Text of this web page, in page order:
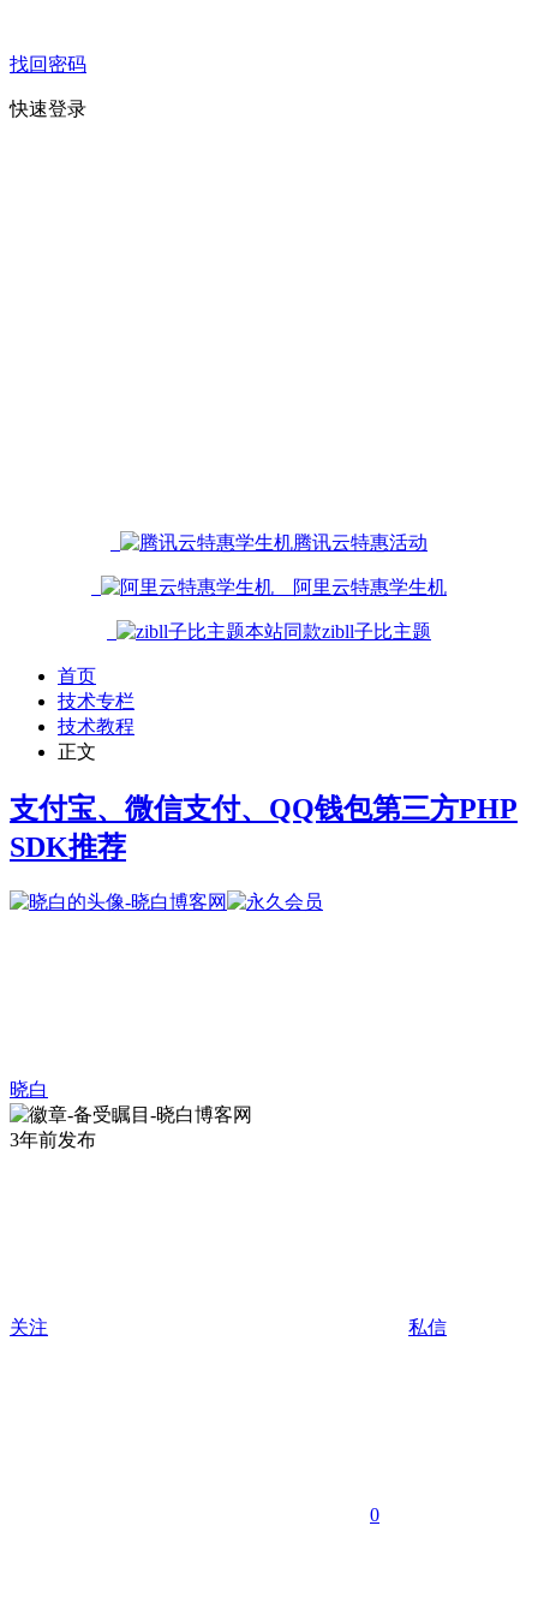
找回密码
快速登录
腾讯云特惠活动
阿里云特惠学生机
本站同款zibll子比主题
首页
技术专栏
技术教程
正文
支付宝、微信支付、QQ钱包第三方PHP
SDK推荐
晓白
3年前发布
关注 私信
0